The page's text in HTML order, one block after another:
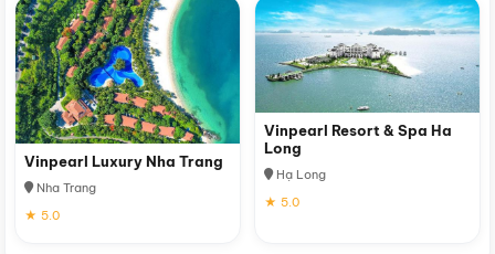
Vinpearl Luxury Nha Trang
Nha Trang
★ 5.0
Vinpearl Resort & Spa Ha
Long
Hạ Long
★ 5.0